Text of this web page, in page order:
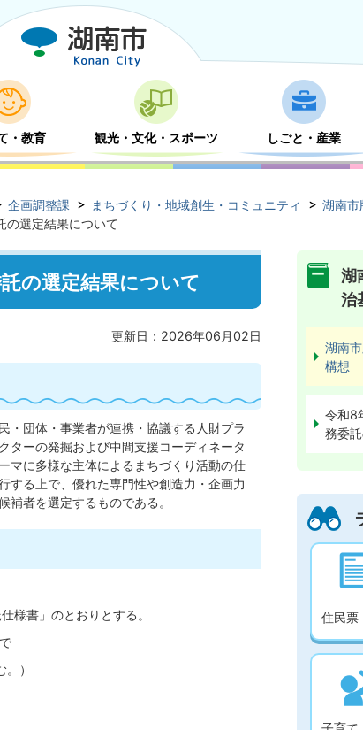
・教育 観光・文化・スポーツ しごと・産業
企画調整課 まちづくり・地域創生・コミュニティ
湖南市
の選定結果について
の選定結果について
更新日：2026年06月02日
・団体・事業者が連携・協議する人財プラ
ターの発掘および中間支援コーディネータ
マに多様な主体によるまちづくり活動の仕
する上で、優れた専門性や創造力・企画力
者を選定するものである。
様書」のとおりとする。
）
湖
治
湖南
構想
令和8
務委
住民票